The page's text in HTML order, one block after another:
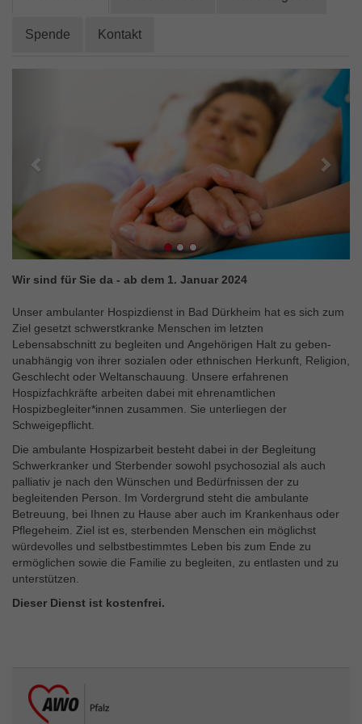
Spende Kontakt
Wir sind für Sie da - ab dem 1. Januar 2024
Unser ambulanter Hospizdienst in Bad Dürkheim hat es sich zum
Ziel gesetzt schwerstkranke Menschen im letzten
Lebensabschnitt zu begleiten und Angehörigen Halt zu geben-
unabhängig von ihrer sozialen oder ethnischen Herkunft, Religion,
Geschlecht oder Weltanschauung. Unsere erfahrenen
Hospizfachkräfte arbeiten dabei mit ehrenamtlichen
Hospizbegleiter*innen zusammen. Sie unterliegen der
Schweigepflicht.
Die ambulante Hospizarbeit besteht dabei in der Begleitung
Schwerkranker und Sterbender sowohl psychosozial als auch
palliativ je nach den Wünschen und Bedürfnissen der zu
begleitenden Person. Im Vordergrund steht die ambulante
Betreuung, bei Ihnen zu Hause aber auch im Krankenhaus oder
Pflegeheim. Ziel ist es, sterbenden Menschen ein möglichst
würdevolles und selbstbestimmtes Leben bis zum Ende zu
ermöglichen sowie die Familie zu begleiten, zu entlasten und zu
unterstützen.
Dieser Dienst ist kostenfrei.
Ihnen zusätzliche Informationen anzubieten.